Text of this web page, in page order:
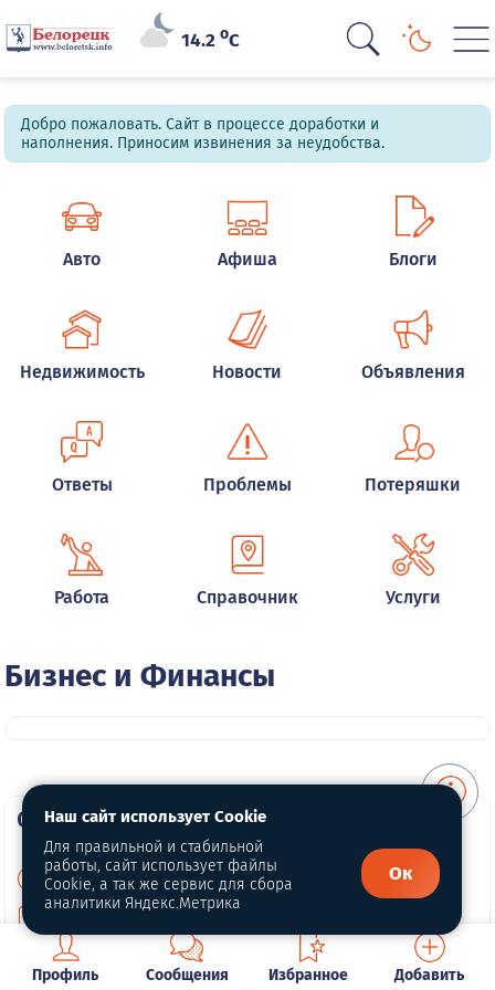
14.2oC
Добро пожаловать. Сайт в процессе доработки и
наполнения. Приносим извинения за неудобства.
Авто Афиша Блоги
Недвижимость Новости Объявления
Ответы Проблемы Потеряшки
Работа Справочник Услуги
Бизнес и Финансы
О портале
О нас
Для правообладателей
Политика конфиденциальности
Профиль Сообщения Избранное Добавить
Наш сайт использует Cookie
Для правильной и стабильной
работы, сайт использует файлы
Cookie, а так же сервис для сбора
аналитики Яндекс.Метрика
Ок